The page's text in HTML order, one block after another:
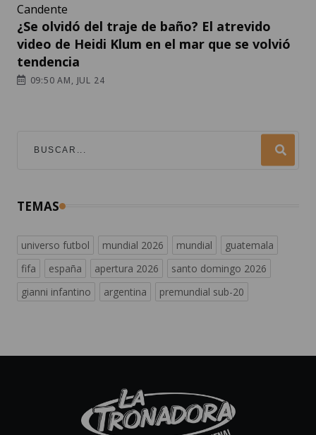
Candente
¿Se olvidó del traje de baño? El atrevido
video de Heidi Klum en el mar que se volvió
tendencia
09:50 AM, JUL 24
TEMAS
universo futbol mundial 2026 mundial
guatemala
fifa
españa apertura 2026
santo domingo 2026
gianni infantino
argentina premundial sub-20